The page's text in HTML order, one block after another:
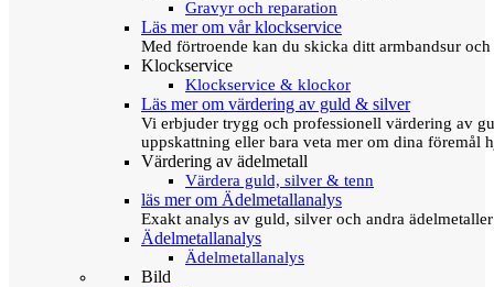
Gravyr och reparation
Läs mer om vår klockservice
Med förtroende kan du skicka ditt armbandsur
Klockservice
Klockservice & klockor
Läs mer om värdering av guld & silver
Vi erbjuder trygg och professionell värdering av
uppskattning eller bara veta mer om dina föremål
Värdering av ädelmetall
Värdera guld, silver & tenn
läs mer om Ädelmetallanalys
Exakt analys av guld, silver och andra
Ädelmetallanalys
Ädelmetallanalys
Bild